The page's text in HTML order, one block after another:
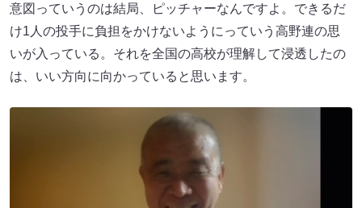
意図っていうのは結局、ピッチャーなんですよ。できるだ
け1人の投手に負担をかけないようにっていう高野連の思
いが入っている。それを全国の高校が理解して浸透したの
は、いい方向に向かっていると思います。